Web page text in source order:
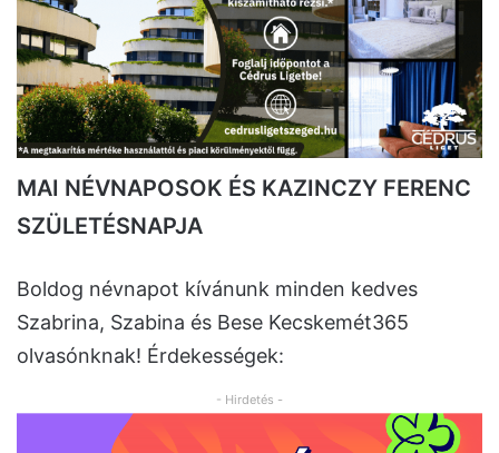
MAI NÉVNAPOSOK ÉS KAZINCZY FERENC
SZÜLETÉSNAPJA
Boldog névnapot kívánunk minden kedves
Szabrina, Szabina és Bese Kecskemét365
olvasónknak! Érdekességek:
- Hirdetés -